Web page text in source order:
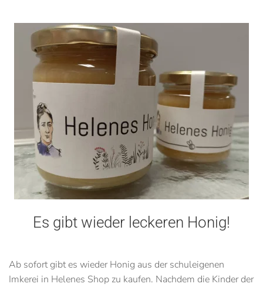
Es gibt wieder leckeren Honig!
Ab sofort gibt es wieder Honig aus der schuleigenen
Imkerei in Helenes Shop zu kaufen. Nachdem die Kinder der